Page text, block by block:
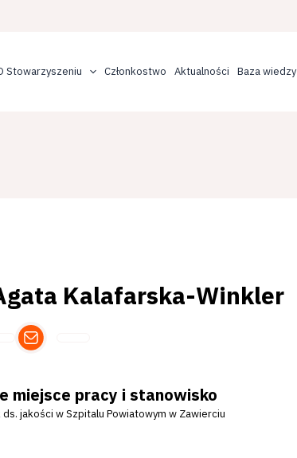
Stowarzyszeniu Członkostwo Aktualności Baza wiedzy
Kalafarska-Winkler
miejsce pracy i stanowisko
ds. jakości w Szpitalu Powiatowym w Zawierciu